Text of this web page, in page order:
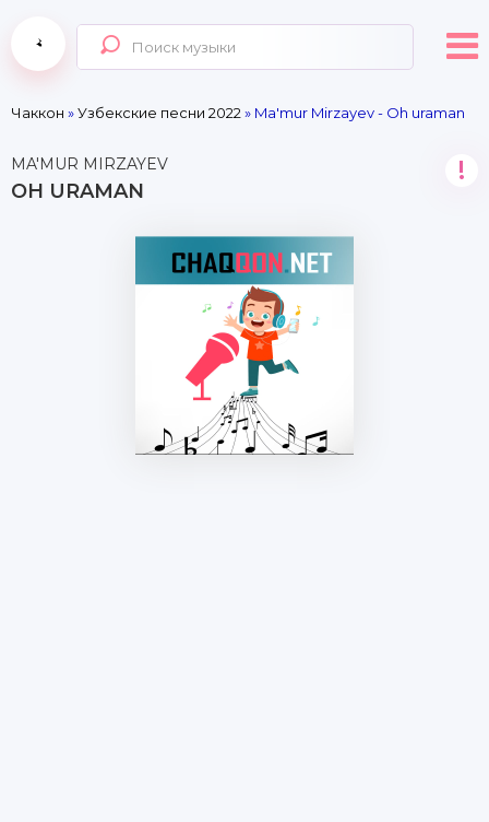
Чаккон »Узбекские песни 2022 » Ma'mur Mirzayev - Oh uraman
MA'MUR MIRZAYEV
OH URAMAN
!